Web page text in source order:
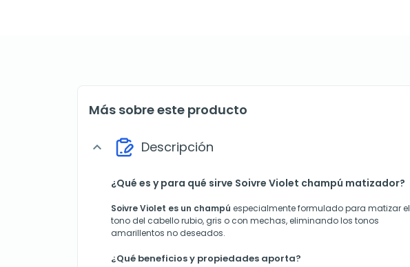
Más sobre este producto
expand_more Descripción
¿Qué es y para qué sirve Soivre Violet champú matizador?
Soivre Violet es un champú especialmente formulado para matizar el
tono del cabello rubio, gris o con mechas, eliminando los tonos
amarillentos no deseados.
¿Qué beneficios y propiedades aporta?